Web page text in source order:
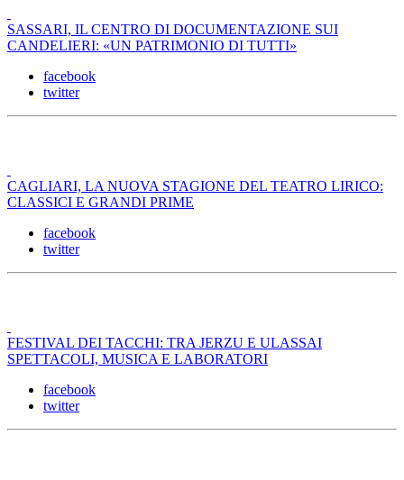
SASSARI, IL CENTRO DI DOCUMENTAZIONE SUI
CANDELIERI: «UN PATRIMONIO DI TUTTI»
facebook
twitter
CAGLIARI, LA NUOVA STAGIONE DEL TEATRO LIRICO:
CLASSICI E GRANDI PRIME
facebook
twitter
FESTIVAL DEI TACCHI: TRA JERZU E ULASSAI
SPETTACOLI, MUSICA E LABORATORI
facebook
twitter